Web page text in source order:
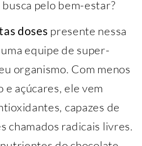
pelo bem-estar?
doses presente nessa
equipe de super-
organismo. Com menos
e açúcares, ele vem
capazes de
chamados radicais livres.